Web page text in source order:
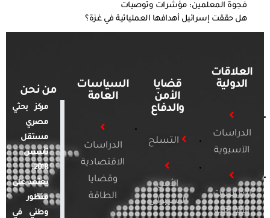
فجوة المعلمين: مؤشرات وتوصيات
هل حققت إسرائيل أهدافها العملياتية في غزة؟
العلاقات
الدولية
الدراسات
الآسيوية
الدراسات
الأفريقية
قضايا
الأمن
والدفاع
التسلح
الأمن
السيبراني
السياسات
العامة
الدراسات
الاقتصادية
وقضايا
الطاقة
من نحن
مركز بحثي
مصري
مستقل
تأسس
2018.
يعتمد على
منظور
وطني في